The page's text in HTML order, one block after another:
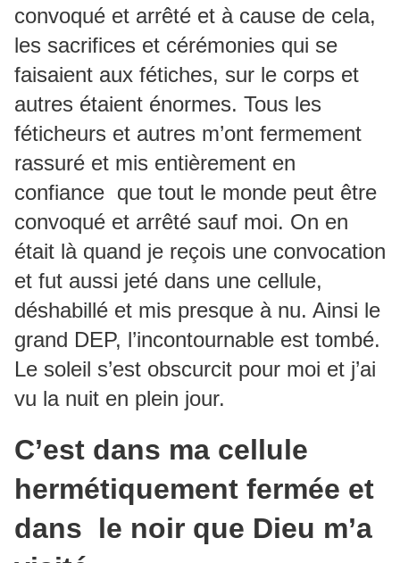
convoqué et arrêté et à cause de cela,
les sacrifices et cérémonies qui se
faisaient aux fétiches, sur le corps et
autres étaient énormes. Tous les
féticheurs et autres m’ont fermement
rassuré et mis entièrement en
confiance que tout le monde peut être
convoqué et arrêté sauf moi. On en
était là quand je reçois une convocation
et fut aussi jeté dans une cellule,
déshabillé et mis presque à nu. Ainsi le
grand DEP, l’incontournable est tombé.
Le soleil s’est obscurcit pour moi et j’ai
vu la nuit en plein jour.
C’est dans ma cellule
hermétiquement fermée et
dans le noir que Dieu m’a